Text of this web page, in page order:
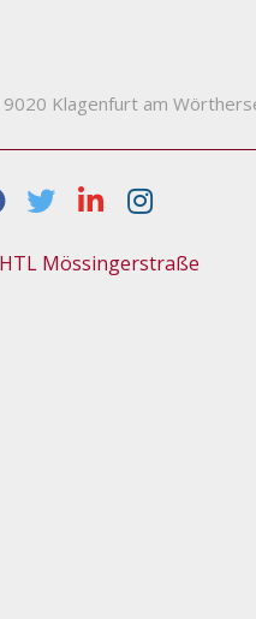
9020 Klagenfurt am
HTL Mössingerstraße